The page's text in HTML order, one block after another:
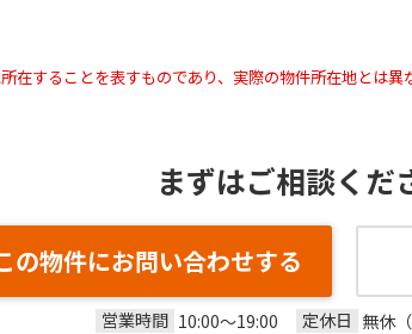
することを表すものであり、実際の物件所在地とは異
まずはご相談くだ
の物件にお問い合わせする
営業時間 10:00～19:00 定休日 無休